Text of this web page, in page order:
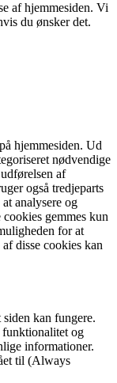
af hjemmesiden. Vi
du ønsker det.
hjemmesiden. Ud
nødvendige
af
også tredjeparts
analysere og
gemmes kun
for at
disse cookies kan
kan fungere.
funktionalitet og
informationer.
til (Always